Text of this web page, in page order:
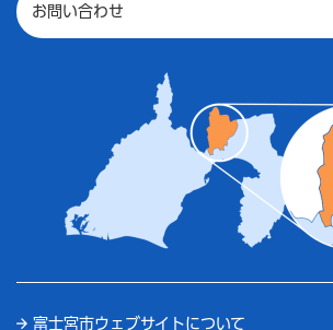
お問い合わせ
富士宮市ウェブサイトについて